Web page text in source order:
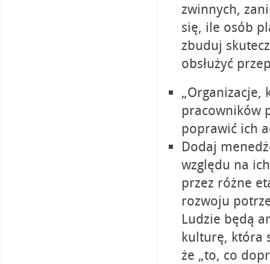
zwinnych,
się, ile osób
zbuduj
obsłużyć
„Organizacje,
pracowników
poprawić ich
Dodaj
względu na
przez różne
rozwoju
Ludzie będą
kulturę, która
że „to, co